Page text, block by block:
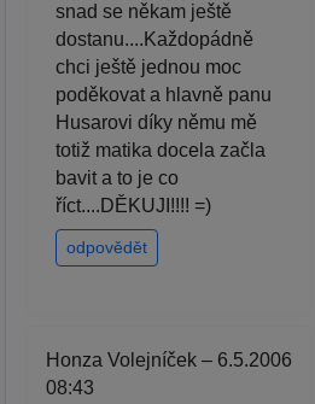
snad se někam ještě
dostanu....Každopádně
chci ještě jednou moc
poděkovat a hlavně panu
Husarovi díky němu mě
totiž matika docela začla
bavit a to je co
říct....DĚKUJI!!!! =)
odpovědět
Honza Volejníček – 6.5.2006
08:43